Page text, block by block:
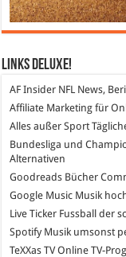
Links DeLuXe!
AF Insider NFL News,
Affiliate Marketing für
Alles außer Sport
Bundesliga und
Alternativen
Goodreads Bücher
Google Music Musik
Live Ticker Fussball der
SpotifyMusik umsonst
TeXXas TVOnline TV-